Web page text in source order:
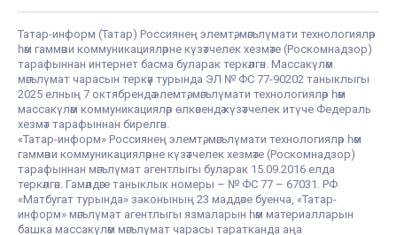
Татар-информ (Татар) Россиянең элемтә, мәгълүмати технологияләр
һәм гаммәви коммуникацияләрне күзәтчелек хезмәте (Роскомнадзор)
тарафыннан интернет басма буларак теркәлгән. Массакүләм
мәгълүмат чарасын теркәү турында ЭЛ № ФС 77-90202 таныклыгы
2025 елның 7 октябрендә элемтә, мәгълүмати технологияләр һәм
массакүләм коммуникацияләр өлкәсендә күзәтчелек итүче Федераль
хезмәт тарафыннан бирелгән.
«Татар-информ» Россиянең элемтә, мәгълүмати технологияләр һәм
гаммәви коммуникацияләрне күзәтчелек хезмәте (Роскомнадзор)
тарафыннан мәгълүмат агентлыгы буларак 15.09.2016 елда
теркәлгән. Гамәлдәге таныклык номеры – № ФС 77 – 67031. РФ
«Матбугат турында» законының 23 маддәсе буенча, «Татар-
информ» мәгълүмат агентлыгы язмаларын һәм материалларын
башка массакүләм мәгълүмат чарасы таратканда аңа